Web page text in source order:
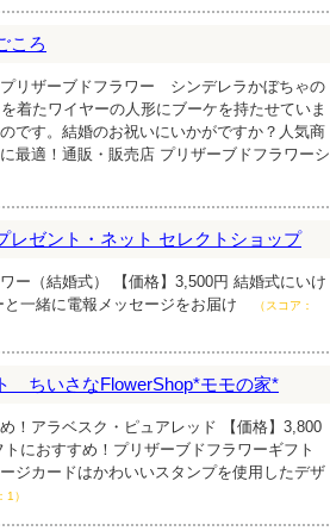
ころ
プリザーブドフラワー シンデレラかぼちゃの
着たワイヤーの人形にブーケを持たせていま
です。結婚のお祝いにいかがですか？人気商
最適！通販・販売店 プリザーブドフラワーシ
レゼント・ネット セレクトショップ
ー（結婚式） 【価格】3,500円 結婚式にいけ
一緒に電報メッセージをお届け
（スコア：
ちいさなFlowerShop*モモの家*
！アラベスク・ピュアレッド 【価格】3,800
におすすめ！プリザーブドフラワーギフト
ジカードはかわいいスタンプを使用したデザ
1）